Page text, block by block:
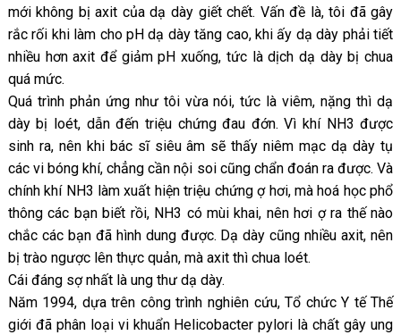
mới không bị axit của dạ dày giết chết. Vấn đề là, tôi đã gây
rắc rối khi làm cho pH dạ dày tăng cao, khi ấy dạ dày phải tiết
nhiều hơn axit để giảm pH xuống, tức là dịch dạ dày bị chua
quá mức.
Quá trình phản ứng như tôi vừa nói, tức là viêm, nặng thì dạ
dày bị loét, dẫn đến triệu chứng đau đớn. Vì khí NH3 được
sinh ra, nên khi bác sĩ siêu âm sẽ thấy niêm mạc dạ dày tụ
các vi bóng khí, chẳng cần nội soi cũng chẩn đoán ra được. Và
chính khí NH3 làm xuất hiện triệu chứng ợ hơi, mà hoá học phổ
thông các bạn biết rồi, NH3 có mùi khai, nên hơi ợ ra thế nào
chắc các bạn đã hình dung được. Dạ dày cũng nhiều axit, nên
bị trào ngược lên thực quản, mà axit thì chua loét.
Cái đáng sợ nhất là ung thư dạ dày.
Năm 1994, dựa trên công trình nghiên cứu, Tổ chức Y tế Thế
giới đã phân loại vi khuẩn Helicobacter pylori là chất gây ung